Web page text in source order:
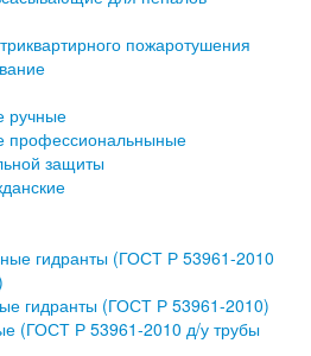
пожаротушения
ручные
профессиональныные
защиты
гидранты (ГОСТ Р 53961-2010
гидранты (ГОСТ Р 53961-2010)
(ГОСТ Р 53961-2010 д/у трубы